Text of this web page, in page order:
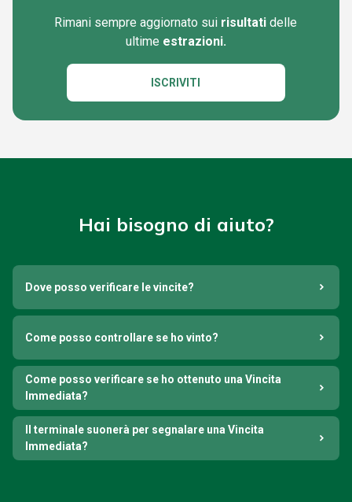
Rimani sempre aggiornato sui risultati delle
ultime estrazioni.
ISCRIVITI
Hai bisogno di aiuto?
Dove posso verificare le vincite?
Come posso controllare se ho vinto?
Come posso verificare se ho ottenuto una Vincita
Immediata?
Il terminale suonerà per segnalare una Vincita
Immediata?